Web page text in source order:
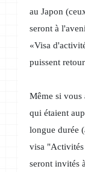
au Japon
seront à
«Visa
puissent
Même si vous
qui étaient
longue durée
visa "Activités
seront invités